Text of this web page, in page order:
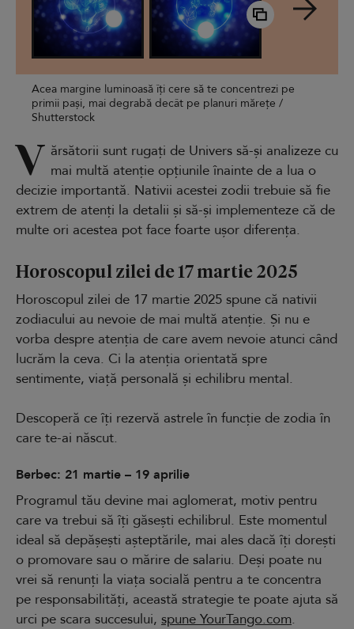
Acea margine luminoasă îți cere să te concentrezi pe
primii pași, mai degrabă decât pe planuri mărețe /
Shutterstock
V ărsătorii sunt rugați de Univers să-și analizeze cu
mai multă atenție opțiunile înainte de a lua o
decizie importantă. Nativii acestei zodii trebuie să fie
extrem de atenți la detalii și să-și implementeze că de
multe ori acestea pot face foarte ușor diferența.
Horoscopul zilei de 17 martie 2025
Horoscopul zilei de 17 martie 2025 spune că nativii
zodiacului au nevoie de mai multă atenție. Și nu e
vorba despre atenția de care avem nevoie atunci când
lucrăm la ceva. Ci la atenția orientată spre
sentimente, viață personală și echilibru mental.
Descoperă ce îți rezervă astrele în funcție de zodia în
care te-ai născut.
Berbec: 21 martie – 19 aprilie
Programul tău devine mai aglomerat, motiv pentru
care va trebui să îți găsești echilibrul. Este momentul
ideal să depășești așteptările, mai ales dacă îți dorești
o promovare sau o mărire de salariu. Deși poate nu
vrei să renunți la viața socială pentru a te concentra
pe responsabilități, această strategie te poate ajuta să
urci pe scara succesului, spune YourTango.com.